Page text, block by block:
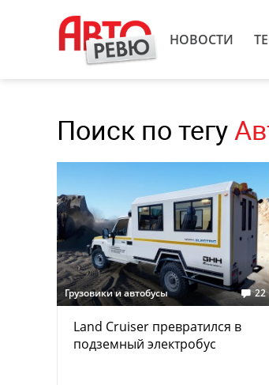
НОВОСТИ
Поиск по тегу
Грузовики и автобусы 22
Land Cruiser превратился в
подземный электробус